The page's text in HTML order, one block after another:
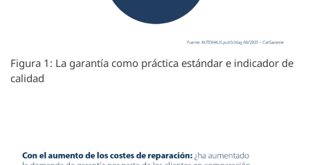
Figura 1: La garantía como práctica estándar e indicador de
calidad